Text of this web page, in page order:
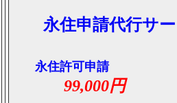
永住申請代行サー
永住許可申請
99,000円